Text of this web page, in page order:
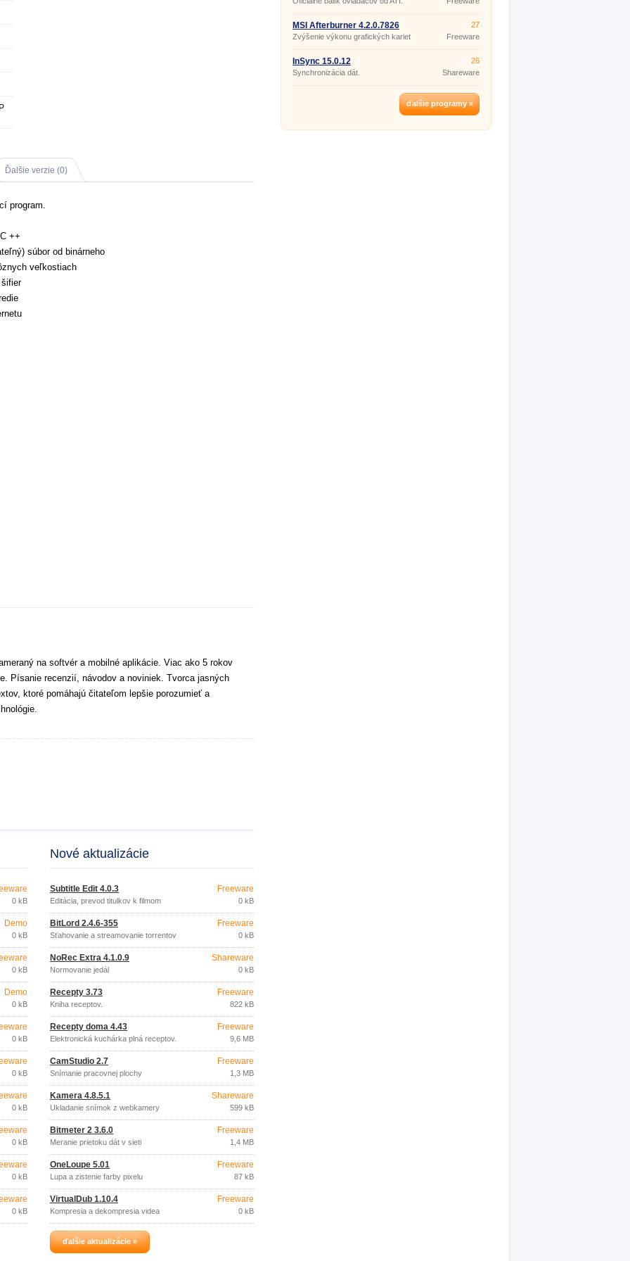
Ďalšie verzie (0)
program.
++
súbor od binárneho
veľkostiach
na softvér a mobilné aplikácie. Viac ako 5 rokov
Písanie recenzií, návodov a noviniek. Tvorca jasných
ktoré pomáhajú čitateľom lepšie porozumieť a
0 kB
Demo
0 kB
0 kB
Demo
0 kB
0 kB
0 kB
0 kB
0 kB
0 kB
0 kB
Nové aktualizácie
Subtitle Edit 4.0.3
Editácia, prevod titulkov k filmom
Freeware
0 kB
BitLord 2.4.6-355
Sťahovanie a streamovanie torrentov
Freeware
0 kB
NoRec Extra 4.1.0.9
Normovanie jedál
Shareware
0 kB
Recepty 3.73
Kniha receptov.
Freeware
822 kB
Recepty doma 4.43
Elektronická kuchárka plná receptov.
Freeware
9,6 MB
CamStudio 2.7
Snímanie pracovnej plochy
Freeware
1,3 MB
Kamera 4.8.5.1
Ukladanie snímok z webkamery
Shareware
599 kB
Bitmeter 2 3.6.0
Meranie prietoku dát v sieti
Freeware
1,4 MB
OneLoupe 5.01
Lupa a zistenie farby pixelu
Freeware
87 kB
VirtualDub 1.10.4
Kompresia a dekompresia videa
Freeware
0 kB
ďalšie aktualizácie »
MSI Afterburner 4.2.0.7826
Zvýšenie výkonu grafických kariet
27
Freeware
InSync 15.0.12
Synchronizácia dát.
26
Shareware
ďalšie programy »